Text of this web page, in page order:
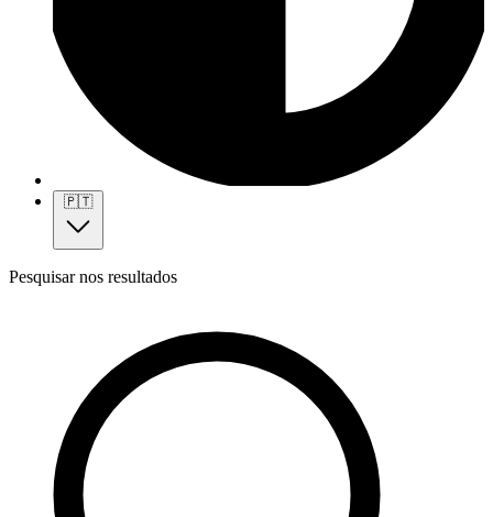
🇵🇹
Pesquisar nos resultados